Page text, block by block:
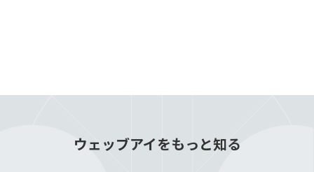
ウェッブアイをもっと知る